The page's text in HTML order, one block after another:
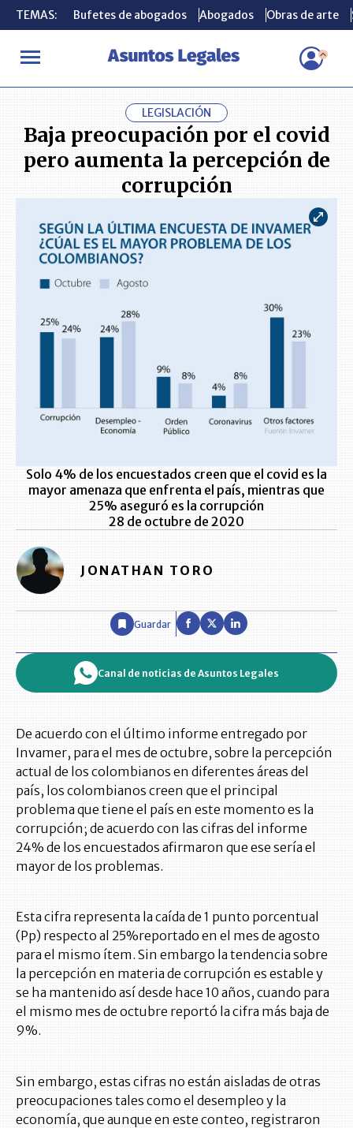
TEMAS: Bufetes de abogados Abogados Obras de arte
INICIO ACTUALIDAD Baja preocupación por el covid pero
TEMAS: Bufetes de abogados Abogados Obras de arte
LEGISLACIÓN
Baja preocupación por el covid
pero aumenta la percepción de
corrupción
Solo 4% de los encuestados creen que el covid es la
mayor amenaza que enfrenta el país, mientras que
25% aseguró es la corrupción
28 de octubre de 2020
JONATHAN TORO
Guardar
Canal de noticias de Asuntos Legales
De acuerdo con el último informe entregado por
Invamer, para el mes de octubre, sobre la percepción
actual de los colombianos en diferentes áreas del
país, los colombianos creen que el principal
problema que tiene el país en este momento es la
corrupción; de acuerdo con las cifras del informe
24% de los encuestados afirmaron que ese sería el
mayor de los problemas.
Esta cifra representa la caída de 1 punto porcentual
(Pp) respecto al 25%reportado en el mes de agosto
para el mismo ítem. Sin embargo la tendencia sobre
la percepción en materia de corrupción es estable y
se ha mantenido así desde hace 10 años, cuando para
el mismo mes de octubre reportó la cifra más baja de
9%.
Sin embargo, estas cifras no están aisladas de otras
preocupaciones tales como el desempleo y la
economía, que aunque en este conteo, registraron